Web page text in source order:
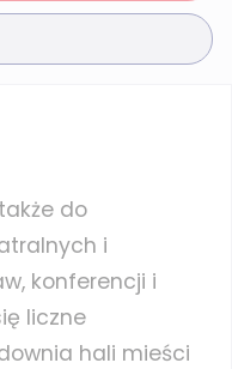
do
i
konferencji i
liczne
hali mieści